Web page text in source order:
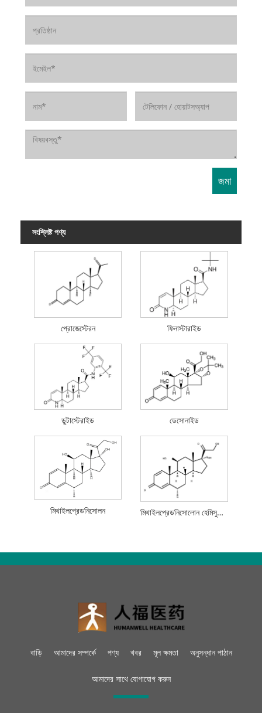
সংশ্লিষ্ট পণ্য
প্রোজেস্টেরন ফিনাস্টারাইড
ডুটাস্টেরাইড ডেসোনাইড
মিথাইলপ্রেডনিসোলন মিথাইলপ্রেডনিসোলোন হেমিসুসিনেট
বাড়ি আমাদের সম্পর্কে পণ্য খবর মূল ক্ষমতা অনুসন্ধান পাঠান
আমাদের সাথে যোগাযোগ করুন